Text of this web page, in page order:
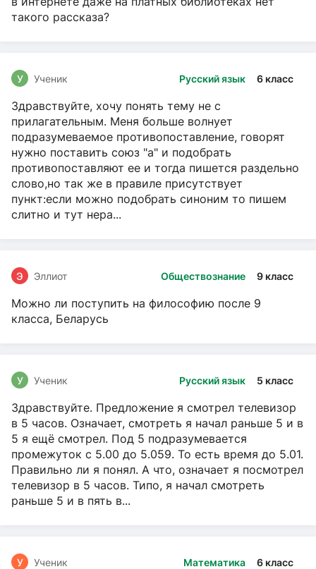
такого рассказа?
Русский язык 6 класс
У Ученик
Здравствуйте, хочу понять тему не с
прилагательным. Меня больше волнует
подразумеваемое противопоставление, говорят
нужно поставить союз "а" и подобрать
противопоставляют ее и тогда пишется раздельно
слово,но так же в правиле присутствует
пункт:если можно подобрать синоним то пишем
слитно и тут нера...
Обществознание 9 класс
Э Эллиот
Можно ли поступить на философию после 9
класса, Беларусь
Русский язык 5 класс
У Ученик
Здравствуйте. Предложение я смотрел телевизор
в 5 часов. Означает, смотреть я начал раньше 5 и в
5 я ещё смотрел. Под 5 подразумевается
промежуток с 5.00 до 5.059. То есть время до 5.01.
Правильно ли я понял. А что, означает я посмотрел
телевизор в 5 часов. Типо, я начал смотреть
раньше 5 и в пять в...
Математика 6 класс
У Ученик